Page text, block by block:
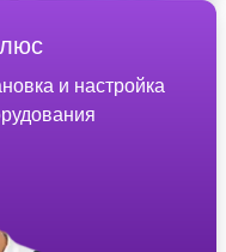
и настройка